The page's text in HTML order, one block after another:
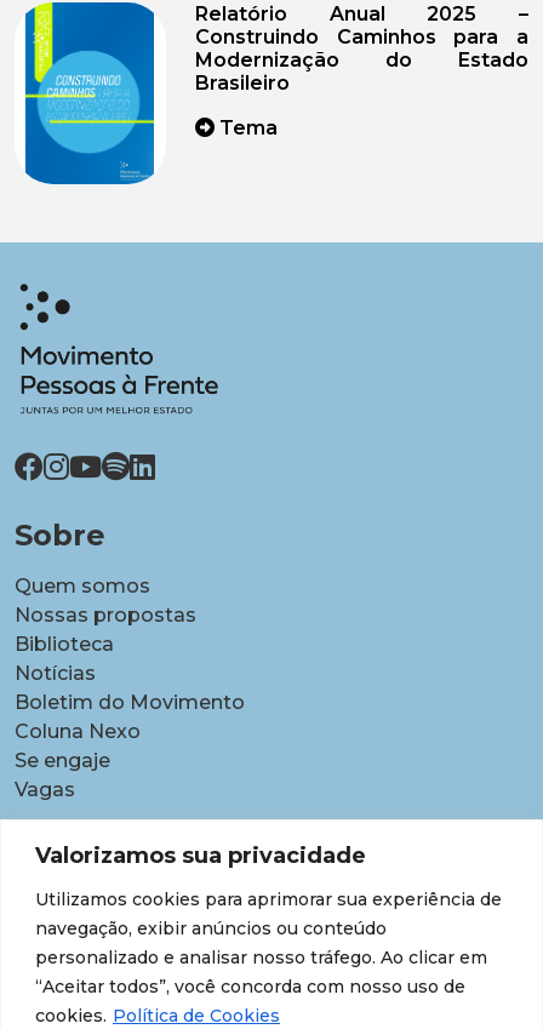
Valorizamos sua privacidade
Utilizamos cookies para aprimorar sua experiência de
navegação, exibir anúncios ou conteúdo
personalizado e analisar nosso tráfego. Ao clicar em
“Aceitar todos”, você concorda com nosso uso de
cookies. Política de Cookies
Relatório Anual 2025 –
Construindo Caminhos para a
Modernização do Estado
Brasileiro
Tema
Sobre
Quem somos
Nossas propostas
Biblioteca
Notícias
Boletim do Movimento
Coluna Nexo
Se engaje
Vagas
Pautas
Carreiras
Contratações temporárias
Equidade étnico-racial
Equidade para Mulheres
Gestão de desempenho e desenvolvimento